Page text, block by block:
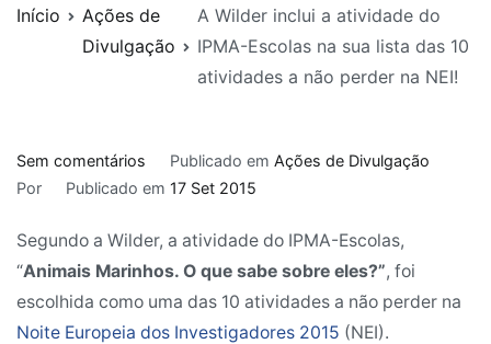
Início
Ações de
Divulgação
A Wilder inclui a atividade do
IPMA-Escolas na sua lista das 10
atividades a não perder na NEI!
Sem comentários
A
inclui
a
atividade
do
Publicado em Ações de Divulgação
Por
Publicado em 17 Set 2015
Segundo a Wilder, a atividade do IPMA-Escolas,
“Animais Marinhos. O que sabe sobre eles?”, foi
escolhida como uma das 10 atividades a não perder na
Noite Europeia dos Investigadores 2015 (NEI).